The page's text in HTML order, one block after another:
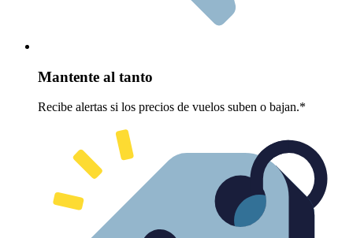
Mantente al tanto
Recibe alertas si los precios de vuelos suben o bajan.*